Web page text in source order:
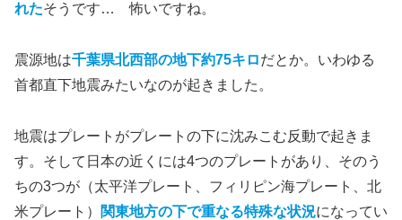
れたそうです… 怖いですね。
震源地は千葉県北西部の地下約75キロだとか。いわゆる
首都直下地震みたいなのが起きました。
地震はプレートがプレートの下に沈みこむ反動で起きま
す。そして日本の近くには4つのプレートがあり、そのう
ちの3つが（太平洋プレート、フィリピン海プレート、北
米プレート）
関東地方の下で重なる特殊な状況になってい